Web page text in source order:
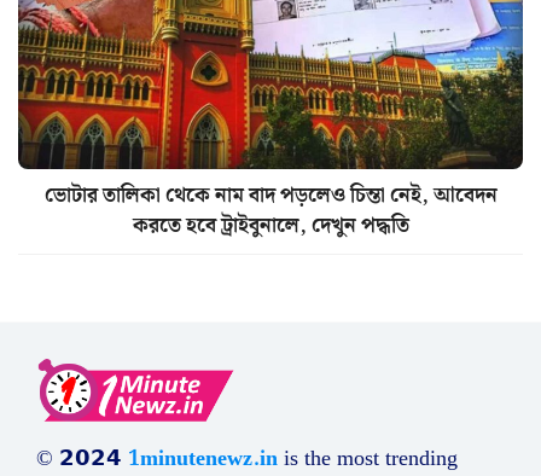
ভোটার তালিকা থেকে নাম বাদ পড়লেও চিন্তা নেই, আবেদন
করতে হবে ট্রাইবুনালে, দেখুন পদ্ধতি
© 𝟮𝟬𝟮𝟰 1minutenewz.inis the most trending